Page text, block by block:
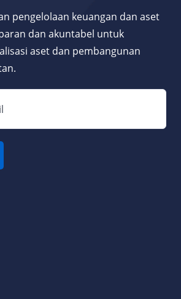
pengelolaan keuangan dan aset
dan akuntabel untuk
aset dan pembangunan